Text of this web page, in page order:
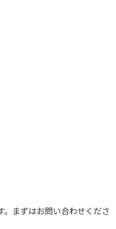
まずはお問い合わせくださ